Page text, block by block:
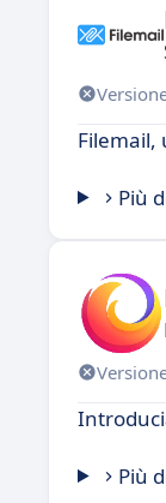
Filemail,
Più
Più